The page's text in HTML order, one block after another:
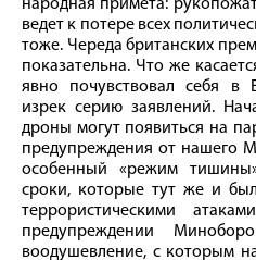
народная примета:
ведет к потере всех
тоже. Череда британских
показательна. Что же
явно почувствовал себя в
изрек серию заявлений.
дроны могут появиться на
предупреждения от нашего
особенный «режим
сроки, которые тут же и
террористическими
предупреждении
воодушевление, с которым